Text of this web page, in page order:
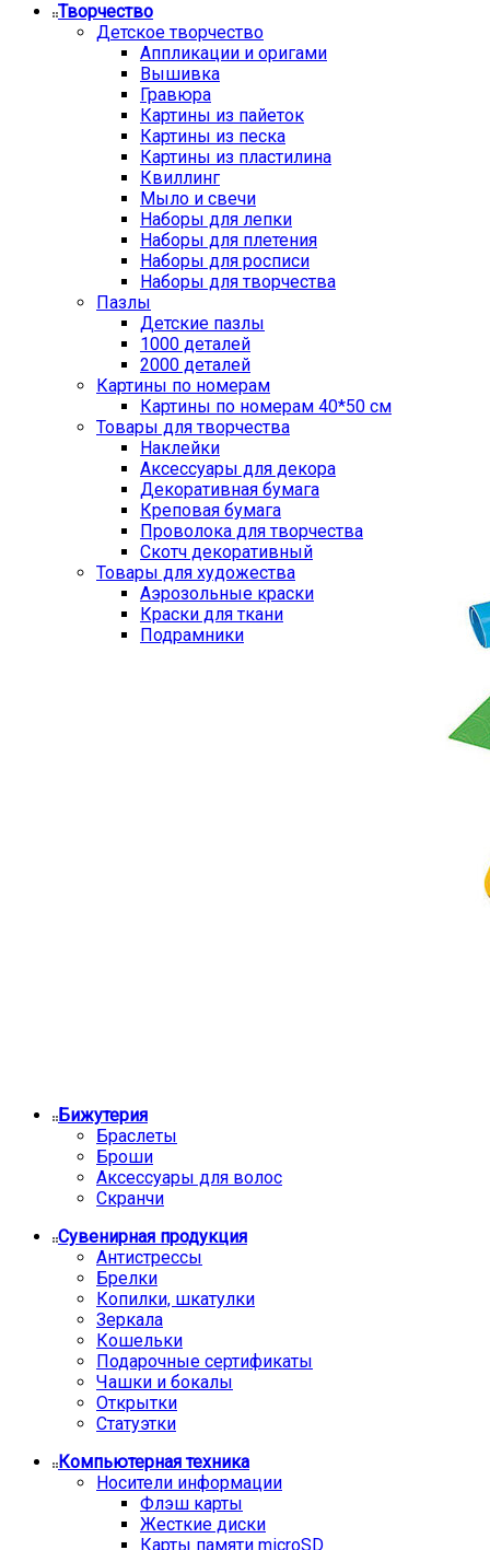
Творчество
Детское творчество
Аппликации и оригами
Вышивка
Гравюра
Картины из пайеток
Картины из песка
Картины из пластилина
Квиллинг
Мыло и свечи
Наборы для лепки
Наборы для плетения
Наборы для росписи
Наборы для творчества
Пазлы
Детские пазлы
1000 деталей
2000 деталей
Картины по номерам
Картины по номерам 40*50 см
Товары для творчества
Наклейки
Аксессуары для декора
Декоративная бумага
Креповая бумага
Проволока для творчества
Скотч декоративный
Товары для художества
Аэрозольные краски
Краски для ткани
Подрамники
Бижутерия
Браслеты
Броши
Аксессуары для волос
Скранчи
Сувенирная продукция
Антистрессы
Брелки
Копилки, шкатулки
Зеркала
Кошельки
Подарочные сертификаты
Чашки и бокалы
Открытки
Статуэтки
Компьютерная техника
Носители информации
Флэш карты
Жесткие диски
Карты памяти microSD